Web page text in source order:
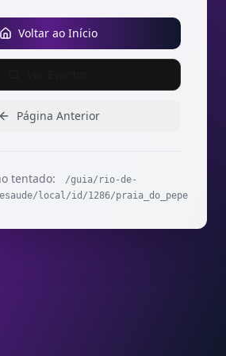
Voltar ao Início
Página Anterior
tentado:
/guia/rio-de-
local/id/1286/praia_do_pepe